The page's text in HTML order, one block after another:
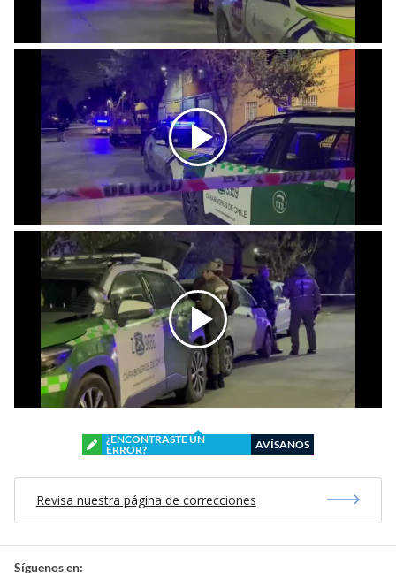
¿ENCONTRASTE UN
ERROR?
AVÍSANOS
Revisa nuestra página de correcciones
Síguenos en: